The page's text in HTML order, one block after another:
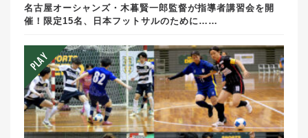
名古屋オーシャンズ・木暮賢一郎監督が指導者講習会を開
催！限定15名、日本フットサルのために……